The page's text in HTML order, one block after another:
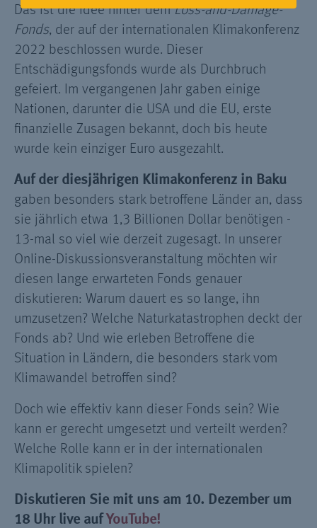
Das ist die Idee hinter demLoss-and-Damage-
Fonds, der auf der internationalen Klimakonferenz
2022 beschlossen wurde. Dieser
Entschädigungsfonds wurde als Durchbruch
gefeiert. Im vergangenen Jahr gaben einige
Nationen, darunter die USA und die EU, erste
finanzielle Zusagen bekannt, doch bis heute
wurde kein einziger Euro ausgezahlt.
Auf der diesjährigen Klimakonferenz in Baku
gaben besonders stark betroffene Länder an, dass
sie jährlich etwa 1,3 Billionen Dollar benötigen -
13-mal so viel wie derzeit zugesagt. In unserer
Online-Diskussionsveranstaltung möchten wir
diesen lange erwarteten Fonds genauer
diskutieren: Warum dauert es so lange, ihn
umzusetzen? Welche Naturkatastrophen deckt der
Fonds ab? Und wie erleben Betroffene die
Situation in Ländern, die besonders stark vom
Klimawandel betroffen sind?
Doch wie effektiv kann dieser Fonds sein? Wie
kann er gerecht umgesetzt und verteilt werden?
Welche Rolle kann er in der internationalen
Klimapolitik spielen?
Diskutieren Sie mit uns am 10. Dezember um
18 Uhr live auf YouTube!